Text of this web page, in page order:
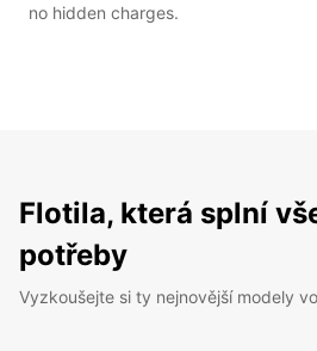
no hidden charges.
Flotila, která splní
potřeby
Vyzkoušejte si ty nejnovější modely